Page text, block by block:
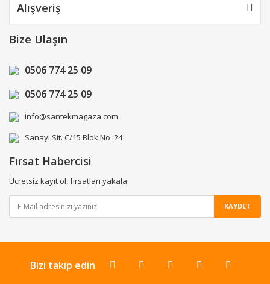
Alışveriş
Bize Ulaşın
0506 774 25 09
0506 774 25 09
info@santekmagaza.com
Sanayi Sit. C/15 Blok No :24
Fırsat Habercisi
Ücretsiz kayıt ol, fırsatları yakala
KAYDET
Bizi takip edin